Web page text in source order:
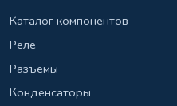
Каталог компонентов
Реле
Разъёмы
Конденсаторы